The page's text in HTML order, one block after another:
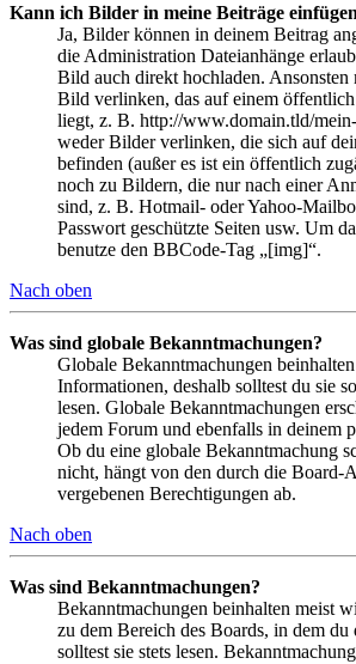
Kann ich Bilder in meine Beiträge
Ja, Bilder können in deinem Beitrag
die Administration Dateianhänge
Bild auch direkt hochladen. Ansonsten
Bild verlinken, das auf einem
liegt, z. B. http://www.domain.tld/
weder Bilder verlinken, die sich auf
befinden (außer es ist ein öffentlich
noch zu Bildern, die nur nach einer
sind, z. B. Hotmail- oder Yahoo-
Passwort geschützte Seiten usw. Um
benutze den BBCode-Tag „[img]“.
Nach oben
Was sind globale Bekanntmachungen?
Globale Bekanntmachungen
Informationen, deshalb solltest du sie
lesen. Globale Bekanntmachungen
jedem Forum und ebenfalls in deinem
Ob du eine globale Bekanntmachung
nicht, hängt von den durch die Board-
vergebenen Berechtigungen ab.
Nach oben
Was sind Bekanntmachungen?
Bekanntmachungen beinhalten meist
zu dem Bereich des Boards, in dem
solltest sie stets lesen.